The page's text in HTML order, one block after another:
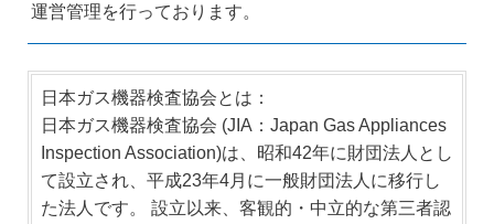
運営管理を行っております。
日本ガス機器検査協会とは：
日本ガス機器検査協会 (JIA：Japan Gas Appliances
Inspection Association)は、昭和42年に財団法人とし
て設立され、平成23年4月に一般財団法人に移行し
た法人です。 設立以来、客観的・中立的な第三者認